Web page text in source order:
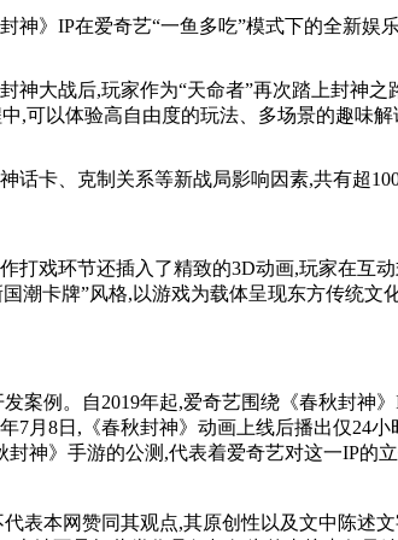
》IP在爱奇艺“一鱼多吃”模式下的全新娱乐
神大战后,玩家作为“天命者”再次踏上封神
,可以体验高自由度的玩法、多场景的趣味
卡、克制关系等新战局影响因素,共有超
打戏环节还插入了精致的3D动画,玩家在互
潮卡牌”风格,以游戏为载体呈现东方传统
案例。自2019年起,爱奇艺围绕《春秋封神
7月8日,《春秋封神》动画上线后播出仅24
神》手游的公测,代表着爱奇艺对这一IP
表本网赞同其观点,其原创性以及文中陈述